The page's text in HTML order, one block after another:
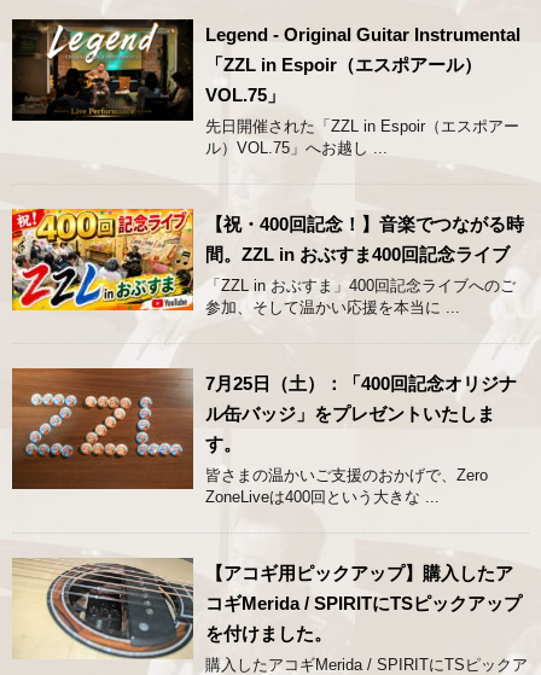
Legend - Original Guitar Instrumental
「ZZL in Espoir（エスポアール）
VOL.75」
先日開催された「ZZL in Espoir（エスポアー
ル）VOL.75」へお越し ...
【祝・400回記念！】音楽でつながる時
間。ZZL in おぶすま400回記念ライブ
「ZZL in おぶすま」400回記念ライブへのご
参加、そして温かい応援を本当に ...
7月25日（土）：「400回記念オリジナ
ル缶バッジ」をプレゼントいたしま
す。
皆さまの温かいご支援のおかげで、Zero
ZoneLiveは400回という大きな ...
【アコギ用ピックアップ】購入したア
コギMerida / SPIRITにTSピックアップ
を付けました。
購入したアコギMerida / SPIRITにTSピックア